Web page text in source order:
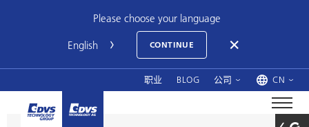
Please choose your language
CONTINUE
职业 BLOG 公司 CN